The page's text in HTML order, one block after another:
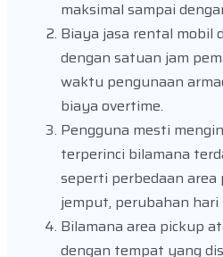
maksimal sampai
Biaya jasa rental mobil
dengan satuan jam
waktu pengunaan
biaya overtime.
Pengguna mesti
terperinci bilamana
seperti perbedaan
jemput, perubahan hari
Bilamana area pickup
dengan tempat yang